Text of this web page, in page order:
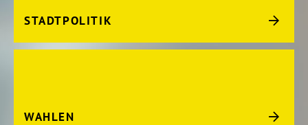
STADTPOLITIK
WAHLEN